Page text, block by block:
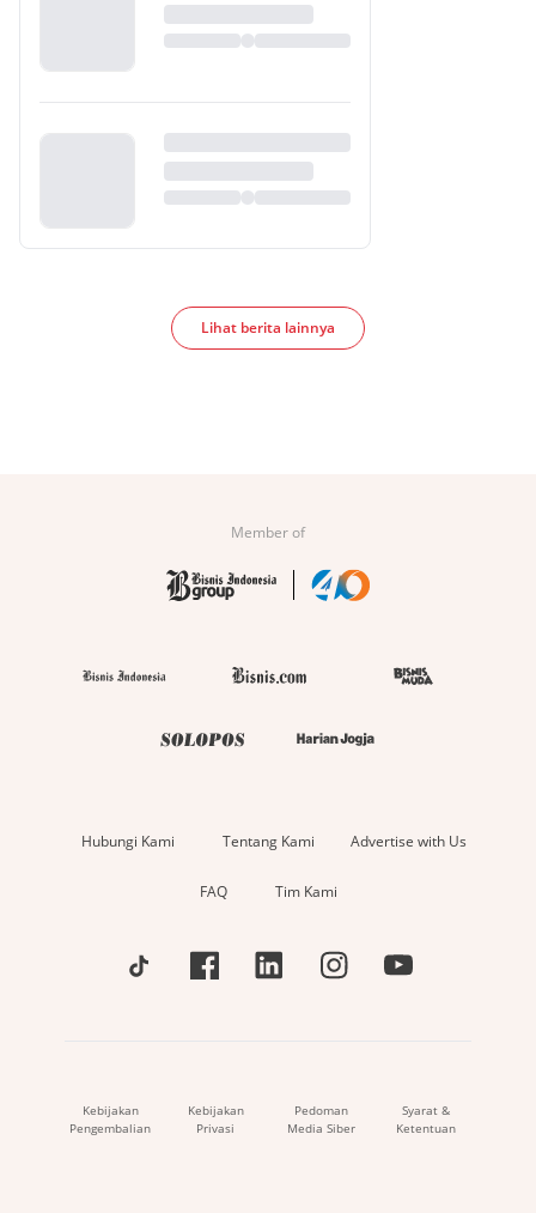
Lihat berita lainnya
Member of
Hubungi Kami Tentang Kami Advertise with Us
FAQ Tim Kami
Kebijakan
Pengembalian
Kebijakan
Privasi
Pedoman
Media Siber
Syarat &
Ketentuan